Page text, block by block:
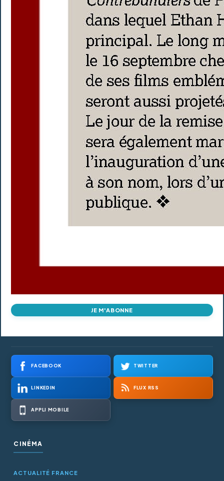
JE M'ABONNE
FACEBOOK TWITTER
LINKEDIN FLUX RSS
APPLI MOBILE
CINÉMA
ACTUALITÉ FRANCE